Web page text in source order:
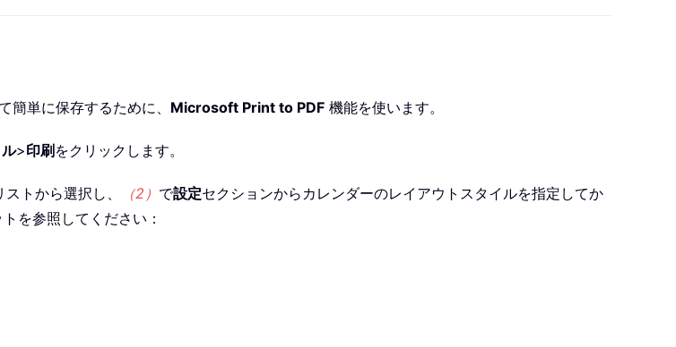
単に保存するために、 Microsoft Print to PDF 機能を使います。
>印刷 をクリックします。
トから選択し、 （2） で設定セクションからカレンダーのレイアウトスタイルを指定してか
を参照してください：